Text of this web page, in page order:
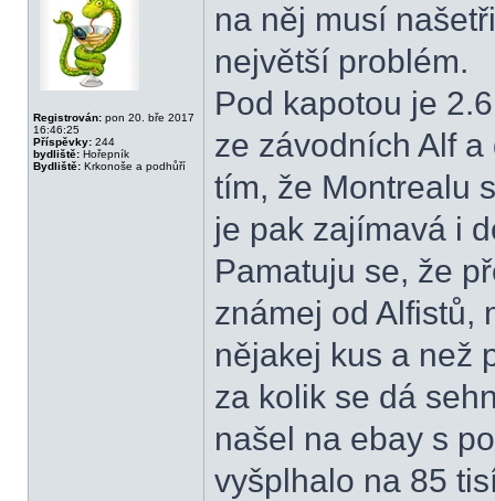
Registrován: pon 20. bře 2017
16:46:25
Příspěvky: 244
bydliště: Hořepník
Bydliště: Krkonoše a podhůří
na něj musí
největší problém.
Pod kapotou je
ze závodních Alf
tím, že Montrealu
je pak zajímavá i
Pamatuju se, že
známej od Alfistů,
nějakej kus a než
za kolik se dá
našel na ebay s
vyšplhalo na 85